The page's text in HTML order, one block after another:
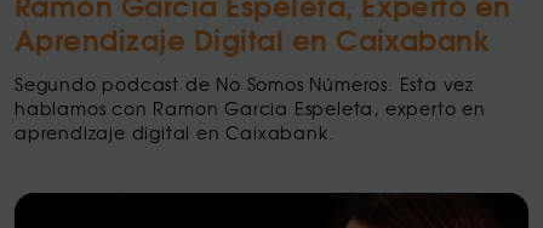
Aprendizaje Digital en Caixabank
Segundo podcast de No Somos Números. Esta vez
hablamos con Ramon Garcia Espeleta, experto en
aprendizaje digital en Caixabank.